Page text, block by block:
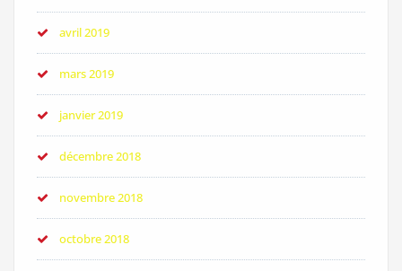
avril 2019
mars 2019
janvier 2019
décembre 2018
novembre 2018
octobre 2018